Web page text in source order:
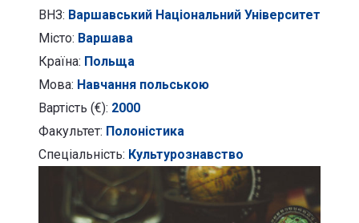
ВНЗ: Варшавський Національний Університет
Місто: Варшава
Країна: Польща
Мова: Навчання польською
Вартість (€): 2000
Факультет: Полоністика
Спеціальність: Культурознавство